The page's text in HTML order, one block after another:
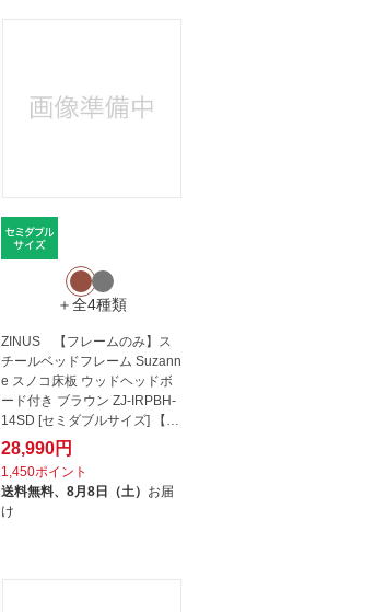
＋全4種類
ZINUS 【フレームのみ】ス
チールベッドフレーム Suzann
e スノコ床板 ウッドヘッドボ
ード付き ブラウン ZJ-IRPBH-
14SD [セミダブルサイズ] 【キ
ャン...
28,990円
1,450ポイント
送料無料、 8月8日（土） お届
け